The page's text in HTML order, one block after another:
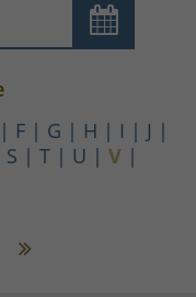
F G H I
J
S T U
V